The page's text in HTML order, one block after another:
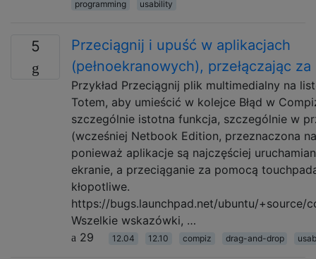
programming
usability
5
Przeciągnij i upuść w aplikacjach
(pełnoekranowych), przełączając
Przykład Przeciągnij plik multimedialny na
Totem, aby umieścić w kolejce Błąd w
szczególnie istotna funkcja, szczególnie w
(wcześniej Netbook Edition, przeznaczona
ponieważ aplikacje są najczęściej
ekranie, a przeciąganie za pomocą
kłopotliwe.
https://bugs.launchpad.net/ubuntu/+source/
Wszelkie wskazówki, …
29
12.04 12.10 compiz drag-and-drop